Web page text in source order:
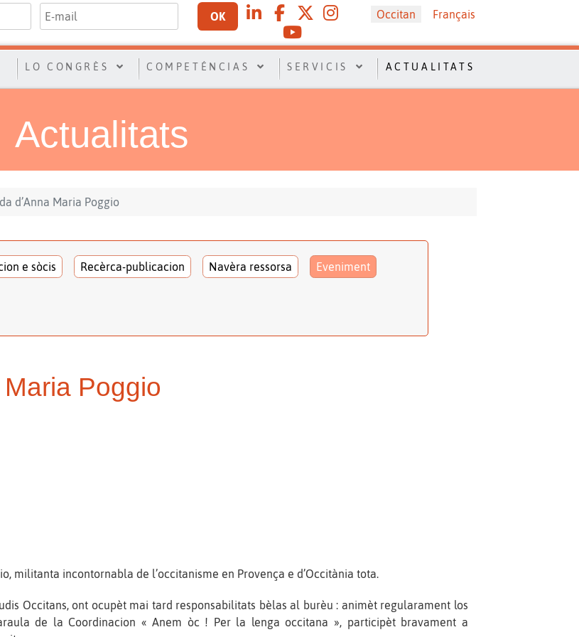
OK Sélectionnez votre langue
Occitan Français
LO CONGRÈS COMPETÉNCIAS SERVICIS ACTUALITATS
Actualitats
d’Anna Maria Poggio
e sòcis Recèrca-publicacion Navèra ressorsa Eveniment
Poggio
militanta incontornabla de l’occitanisme en Provença e d’Occitània tota.
Occitans, ont ocupèt mai tard responsabilitats bèlas al burèu : animèt regularament los
de la Coordinacion « Anem òc ! Per la lenga occitana », participèt bravament a